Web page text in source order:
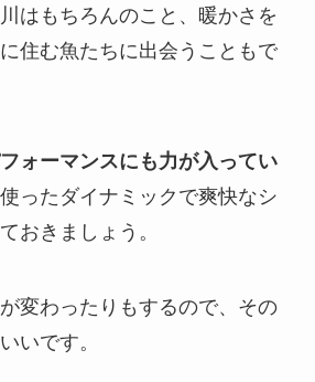
はもちろんのこと、暖かさを
住む魚たちに出会うこともで
ォーマンスにも力が入ってい
ったダイナミックで爽快なシ
おきましょう。
変わったりもするので、その
いです。